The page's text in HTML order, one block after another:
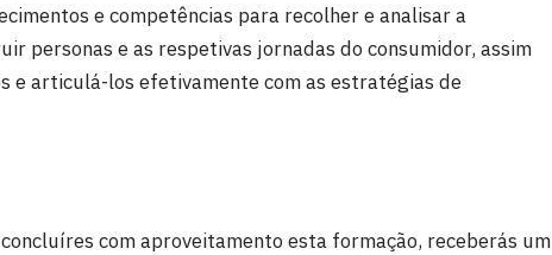
e competências para recolher e analisar a
personas e as respetivas jornadas do consumidor, assim
e articulá-los efetivamente com as estratégias de
com aproveitamento esta formação, receberás um